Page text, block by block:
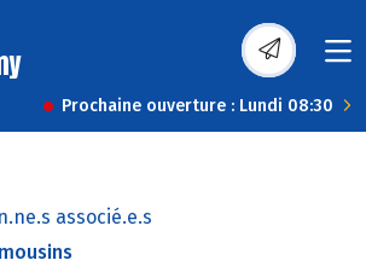
Prochaine ouverture : Lundi 08:30
associé.e.s